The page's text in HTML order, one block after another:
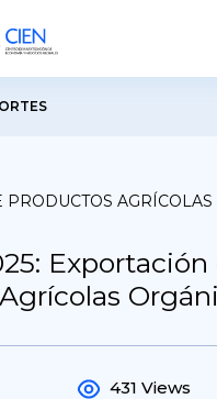
AGRÍCOLAS
Exportación
431 Views